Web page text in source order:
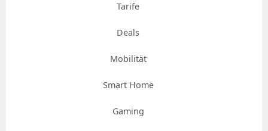
Tarife
Deals
Mobilität
Smart Home
Gaming